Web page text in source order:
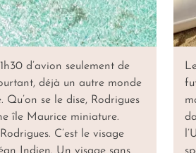
d’avion seulement de
déjà un autre monde
Qu’on se le dise, Rodrigues
île Maurice miniature.
C’est le visage
Indien. Un visage sans